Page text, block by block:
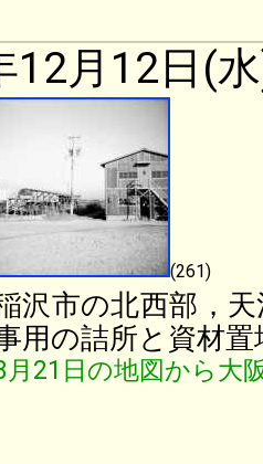
12月12日(
(261)
沢市の北西部，
用の詰所と資材
月21日の地図から大